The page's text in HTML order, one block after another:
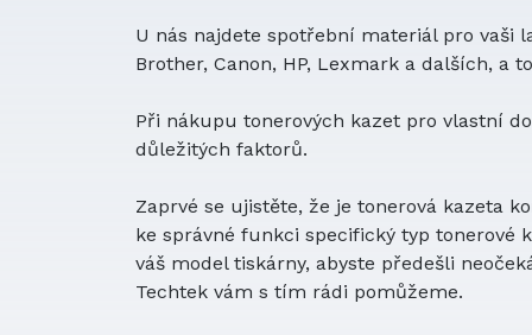
pro RJ-2150
pro RJ-3035B
pro RJ-4030
pro RJ-4040
pro RJ4040
pro RuggedJet RJ4030-K
pro RuggedJet RJ4040-K
pro TD-2120N
U nás najdete spotřební materiál pro vaši
Brother, Canon, HP, Lexmark a dalších, a
Při nákupu tonerových kazet pro vlastní
důležitých faktorů.
Zaprvé se ujistěte, že je tonerová kazeta
ke správné funkci specifický typ tonerové
váš model tiskárny, abyste předešli
Techtek vám s tím rádi pomůžeme.